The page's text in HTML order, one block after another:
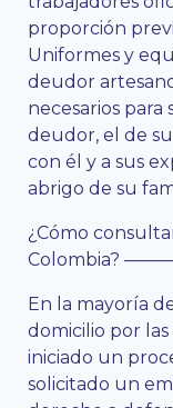
proporción
Uniformes y
deudor
necesarios para
deudor, el de
con él y a sus
abrigo de su
¿Cómo
Colombia?
En la mayoría
domicilio por
iniciado un
solicitado un